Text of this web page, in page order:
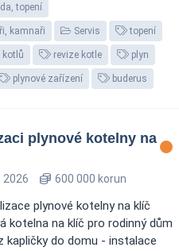
topení
kamnaři Servis topení
kotlů revize kotle plyn
plynové zařízení buderus
plynové kotelny na
2026 600 000 korun
plynové kotelny na klíč
kotelna na klíč pro rodinný dům
kapličky do domu - instalace